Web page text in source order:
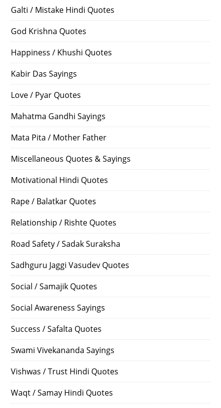
Galti / Mistake Hindi Quotes
God Krishna Quotes
Happiness / Khushi Quotes
Kabir Das Sayings
Love / Pyar Quotes
Mahatma Gandhi Sayings
Mata Pita / Mother Father
Miscellaneous Quotes & Sayings
Motivational Hindi Quotes
Rape / Balatkar Quotes
Relationship / Rishte Quotes
Road Safety / Sadak Suraksha
Sadhguru Jaggi Vasudev Quotes
Social / Samajik Quotes
Social Awareness Sayings
Success / Safalta Quotes
Swami Vivekananda Sayings
Vishwas / Trust Hindi Quotes
Waqt / Samay Hindi Quotes